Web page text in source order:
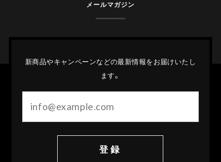
メールマガジン
新商品やキャンペーンなどの最新情報をお届けいたし
ます。
登録